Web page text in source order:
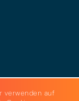
verwenden auf